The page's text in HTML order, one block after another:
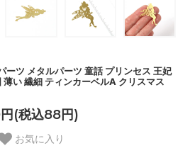
ーツ メタルパーツ 童話 プリンセス 王妃
い 繊細 ティンカーベルA クリスマス
(税込88円)
お気に入り